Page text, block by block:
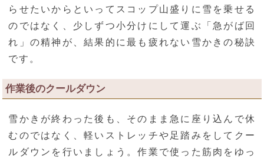
らせたいからといってスコップ山盛りに雪を乗せる
のではなく、少しずつ小分けにして運ぶ「急がば回
れ」の精神が、結果的に最も疲れない雪かきの秘訣
です。
作業後のクールダウン
雪かきが終わった後も、そのまま急に座り込んで休
むのではなく、軽いストレッチや足踏みをしてクー
ルダウンを行いましょう。作業で使った筋肉をゆっ